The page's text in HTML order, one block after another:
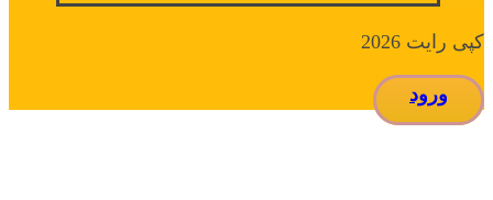
کپی رایت 2026
ورود